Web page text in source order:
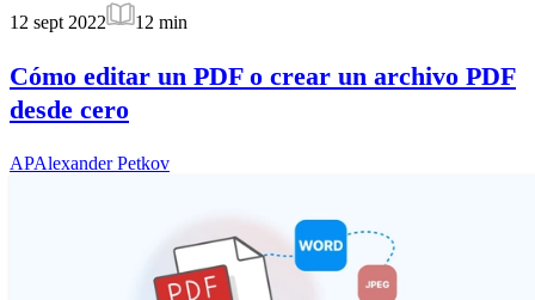
12 sept 2022
12 min
Cómo editar un PDF o crear un archivo PDF
desde cero
APAlexander Petkov